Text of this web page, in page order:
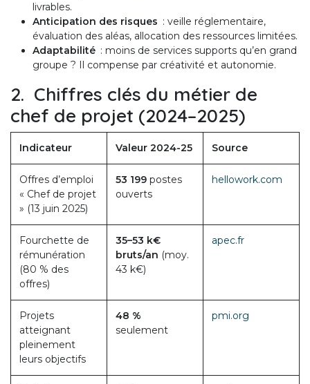
livrables.
Anticipation des risques : veille réglementaire,
évaluation des aléas, allocation des ressources limitées.
Adaptabilité : moins de services supports qu’en grand
groupe ? Il compense par créativité et autonomie.
2. Chiffres clés du métier de
chef de projet (2024–2025)
Indicateur Valeur 2024-25 Source
Offres d’emploi
« Chef de projet
» (13 juin 2025)
53 199 postes
ouverts
hellowork.com
Fourchette de
rémunération
(80 % des
offres)
35–53 k€
bruts/an (moy.
43 k€)
apec.fr
Projets
atteignant
pleinement
leurs objectifs
48 %
seulement
pmi.org